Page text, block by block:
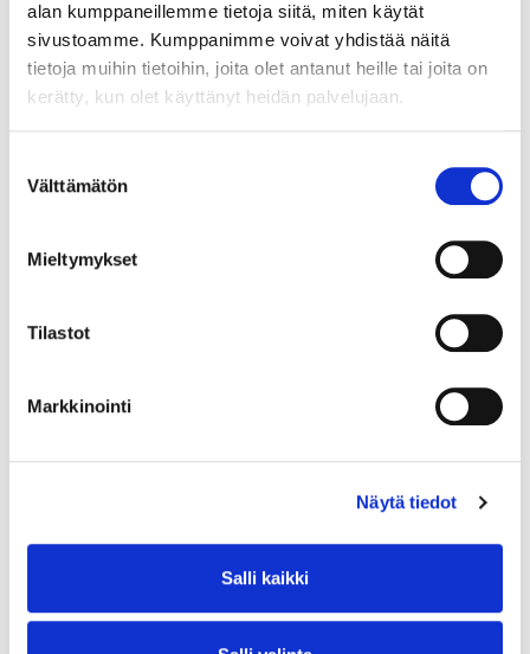
alan kumppaneillemme tietoja siitä, miten käytät
sivustoamme. Kumppanimme voivat yhdistää näitä
tietoja muihin tietoihin, joita olet antanut heille tai joita on
kerätty, kun olet käyttänyt heidän palvelujaan.
valinta
Välttämätön
Mieltymykset
Tilastot
Markkinointi
Näytä tiedot
Salli kaikki